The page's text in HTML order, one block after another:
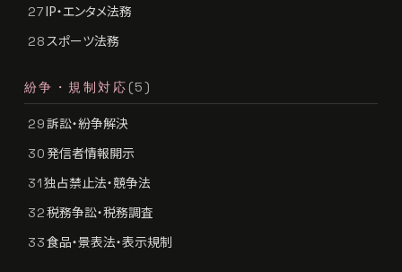
27IP・エンタメ法務
28 スポーツ法務
紛争・規制対応 (5)
29訴訟・紛争解決
30 発信者情報開示
31独占禁止法・競争法
32税務争訟・税務調査
33食品・景表法・表示規制